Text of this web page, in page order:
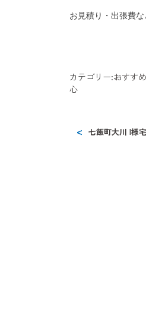
お見積り・出張費
カテゴリー:おすす
心
七飯町大川 I様